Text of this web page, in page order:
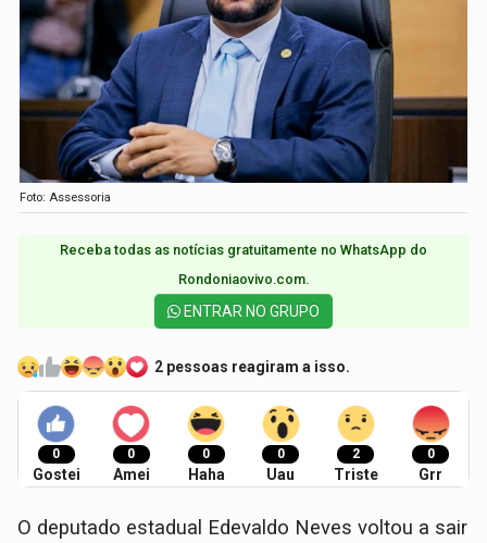
Foto: Assessoria
Receba todas as notícias gratuitamente no WhatsApp do
Rondoniaovivo.com.​
ENTRAR NO GRUPO
2 pessoas reagiram a isso.
0
Gostei
0
Amei
0
Haha
0
Uau
2
Triste
0
Grr
O deputado estadual Edevaldo Neves voltou a sair